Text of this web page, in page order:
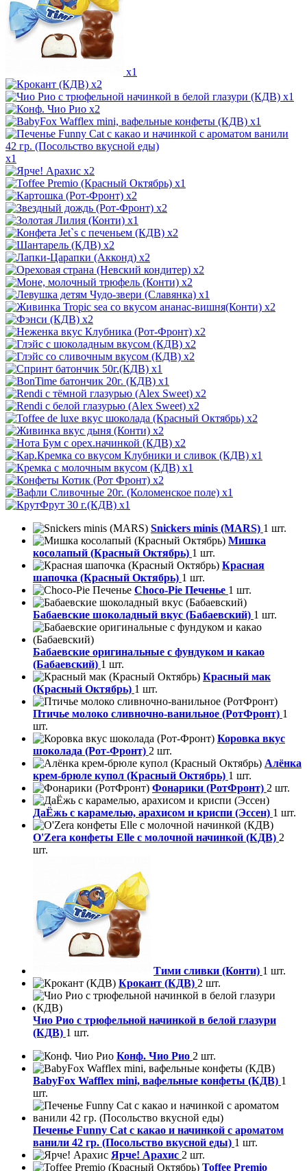
x1
x2
x1
x2
x1
x1
x2
x1
x2
x2
x1
x2
x2
x2
x2
x2
x1
x2
x2
x2
x2
x2
x1
x1
x2
x2
x2
x2
x2
x1
x1
x2
x1
x1
Snickers minis (MARS) 1 шт.
Мишка
косолапый (Красный Октябрь) 1 шт.
Красная
шапочка (Красный Октябрь) 1 шт.
Choco-Pie Печенье 1 шт.
Бабаевские шоколадный вкус (Бабаевский) 1 шт.
Бабаевские оригинальные с фундуком и какао
(Бабаевский) 1 шт.
Красный мак
(Красный Октябрь) 1 шт.
Птичье молоко сливночно-ванильное (РотФронт) 1
шт.
Коровка вкус
шоколада (Рот-Фронт) 2 шт.
Алёнка
крем-брюле купол (Красный Октябрь) 1 шт.
Фонарики (РотФронт) 2 шт.
ДаЁжь с карамелью, арахисом и криспи (Эссен) 1 шт.
O'Zera конфеты Elle с молочной начинкой (КДВ) 2
шт.
Тими сливки (Конти) 1 шт.
Крокант (КДВ) 2 шт.
Чио Рио с трюфельной начинкой в белой глазури
(КДВ) 1 шт.
Конф. Чио Рио 2 шт.
BabyFox Wafflex mini, вафельные конфеты (КДВ) 1
шт.
Печенье Funny Сat с какао и начинкой с ароматом
ванили 42 гр. (Посольство вкусной еды) 1 шт.
Ярче! Арахис 2 шт.
Toffee Premio